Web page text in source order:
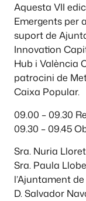
Aquesta VII
Emergents per
suport de
Innovation
Hub i València
patrocini de
Caixa Popular.
09.00 – 09.30
09.30 – 09.45
Sra. Nuria
Sra. Paula
l’Ajuntament
D. Salvador